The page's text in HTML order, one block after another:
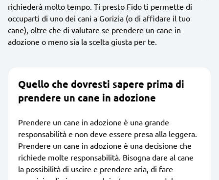
richiederà molto tempo. Ti presto Fido ti permette di
occuparti di uno dei cani a Gorizia (o di affidare il tuo
cane), oltre che di valutare se prendere un cane in
adozione o meno sia la scelta giusta per te.
Quello che dovresti sapere prima di
prendere un cane in adozione
Prendere un cane in adozione è una grande
responsabilità e non deve essere presa alla leggera.
Prendere un cane in adozione è una decisione che
richiede molte responsabilità. Bisogna dare al cane
la possibilità di uscire e prendere aria, di fare